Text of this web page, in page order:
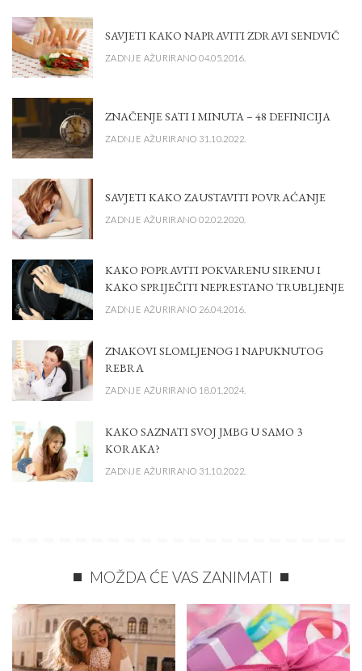
SAVJETI KAKO NAPRAVITI ZDRAVI SENDVIČ
ZADNJE AŽURIRANO 04.05.2016.
ZNAČENJE SATI I MINUTA – 48 DEFINICIJA
ZADNJE AŽURIRANO 31.10.2022.
SAVJETI KAKO ZAUSTAVITI POVRAĆANJE
ZADNJE AŽURIRANO 02.02.2020.
KAKO POPRAVITI POKVARENU SIRENU I
KAKO SPRIJEČITI NEPRESTANO TRUBLJENJE
ZADNJE AŽURIRANO 26.04.2016.
ZNAKOVI SLOMLJENOG I NAPUKNUTOG
REBRA
ZADNJE AŽURIRANO 18.01.2024.
KAKO SAZNATI SVOJ JMBG U SAMO 3
KORAKA?
ZADNJE AŽURIRANO 31.10.2022.
MOŽDA ĆE VAS ZANIMATI